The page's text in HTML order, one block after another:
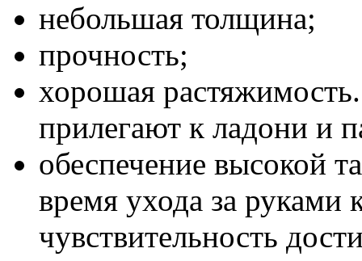
небольшая толщина;
прочность;
хорошая
прилегают к ладони и
обеспечение высокой
время ухода за руками
чувствительность